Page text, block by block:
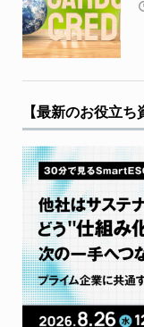
【最新のお役立ち